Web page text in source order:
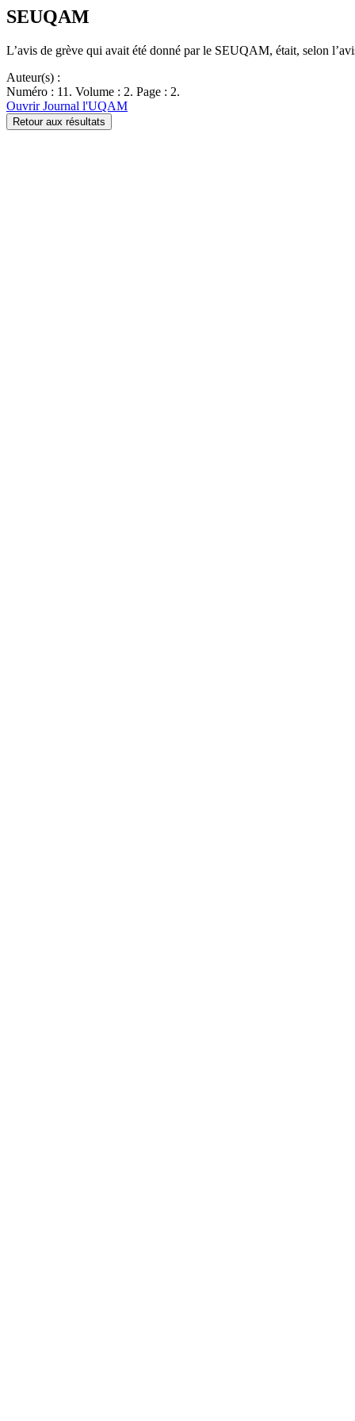
SEUQAM
L’avis de grève qui avait été donné par le SEUQAM, était, selon
Auteur(s) :
Numéro : 11. Volume : 2. Page : 2.
Ouvrir Journal l'UQAM
Retour aux résultats